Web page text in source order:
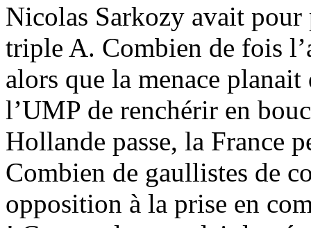
Nicolas Sarkozy avait
triple A. Combien de fois
alors que la menace
l’UMP de renchérir en
Hollande passe, la France
Combien de gaullistes de
opposition à la prise en